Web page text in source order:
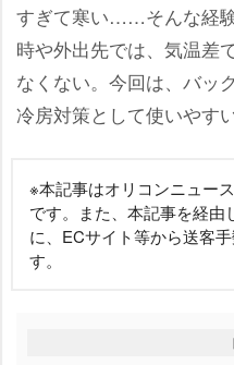
すぎて寒い……そんな経
時や外出先では、気温差
なくない。今回は、バッ
冷房対策として使いやす
※本記事はオリコンニュー
です。また、本記事を経由
に、ECサイト等から送客
す。